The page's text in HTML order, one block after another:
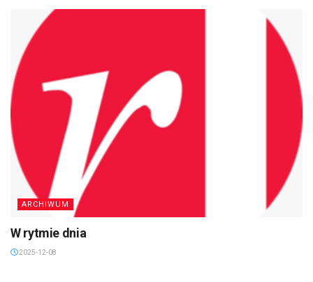
ARCHIWUM
W rytmie dnia
2025-12-08